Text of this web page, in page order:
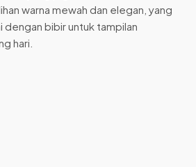
warna mewah dan elegan, yang
dengan bibir untuk tampilan
hari.